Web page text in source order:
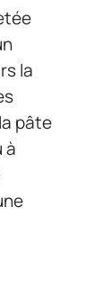
la
pâte
à